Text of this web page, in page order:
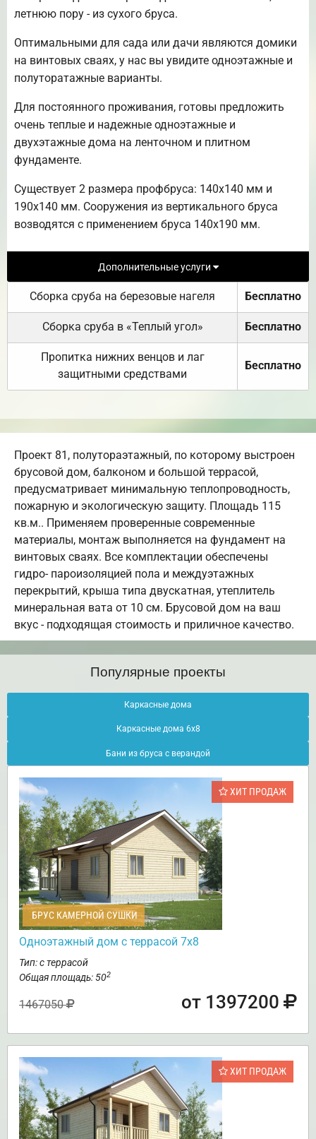
летнюю пору - из сухого бруса.
Оптимальными для сада или дачи являются домики
на винтовых сваях, у нас вы увидите одноэтажные и
полуторатажные варианты.
Для постоянного проживания, готовы предложить
очень теплые и надежные одноэтажные и
двухэтажные дома на ленточном и плитном
фундаменте.
Существует 2 размера профбруса: 140х140 мм и
190х140 мм. Сооружения из вертикального бруса
возводятся с применением бруса 140х190 мм.
Дополнительные услуги
Сборка сруба на березовые нагеля Бесплатно
Сборка сруба в «Теплый угол» Бесплатно
Пропитка нижних венцов и лаг
защитными средствами
Бесплатно
Проект 81, полутораэтажный, по которому выстроен
брусовой дом, балконом и большой террасой,
предусматривает минимальную теплопроводность,
пожарную и экологическую защиту. Площадь 115
кв.м.. Применяем проверенные современные
материалы, монтаж выполняется на фундамент на
винтовых сваях. Все комплектации обеспечены
гидро- пароизоляцией пола и междуэтажных
перекрытий, крыша типа двускатная, утеплитель
минеральная вата от 10 см. Брусовой дом на ваш
вкус - подходящая стоимость и приличное качество.
Популярные проекты
Каркасные дома
Каркасные дома 6х8
Бани из бруса с верандой
ХИТ ПРОДАЖ
БРУС КАМЕРНОЙ СУШКИ
Одноэтажный дом с террасой 7х8
Тип: с террасой
Общая площадь: 502
1467050 от 1397200
ХИТ ПРОДАЖ